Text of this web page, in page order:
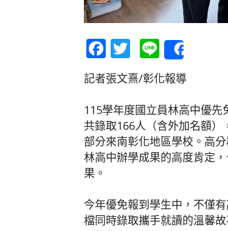
Facebook
Twitter
Line
記者張文熹/彰化報導
115學年度國立員林高中優
共錄取166人（含外加名額）
部分來南彰化地區學校。高
林高中辦學成果的高度肯定
果。
今年優免報到學生中，不僅
檔同時錄取攜手就讀的溫馨